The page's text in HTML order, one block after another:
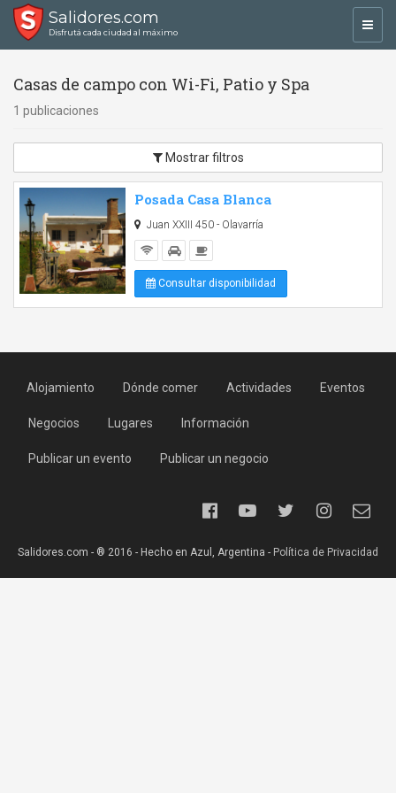
Salidores.com
Disfrutá cada ciudad al máximo
Casas de campo con Wi-Fi, Patio y Spa
1 publicaciones
Mostrar filtros
Posada Casa Blanca
Juan XXIII 450 - Olavarría
Consultar disponibilidad
Alojamiento Dónde comer Actividades Eventos
Negocios Lugares Información
Publicar un evento Publicar un negocio
Salidores.com - ® 2016 - Hecho en Azul, Argentina - Política de Privacidad